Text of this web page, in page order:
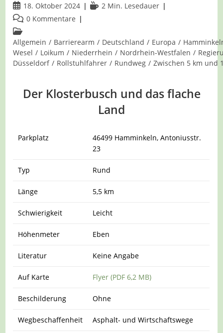
Beitrag
veröffentlicht:
18. Oktober 2024 Lesedauer:
2 Min. Lesedauer
Beitrags-
Kommentare:
0 Kommentare
Beitrags-
Kategorie:
Allgemein / Barrierearm / Deutschland / Europa /
Wesel / Loikum / Niederrhein / Nordrhein-Westfalen /
Düsseldorf / Rollstuhlfahrer / Rundweg / Zwischen 5 km und
Der Klosterbusch und das flache
Land
Parkplatz
46499 Hamminkeln, Antoniusstr.
23
Typ Rund
Länge 5,5 km
Schwierigkeit Leicht
Höhenmeter Eben
Literatur Keine Angabe
Auf Karte Flyer (PDF 6,2 MB)
Beschilderung Ohne
Wegbeschaffenheit Asphalt- und Wirtschaftswege